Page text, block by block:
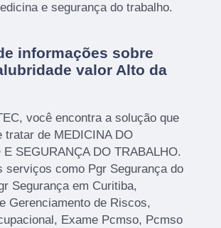
e segurança do trabalho.
informações sobre
valor Alto da
você encontra a solução que
tratar de MEDICINA DO
E SEGURANÇA DO TRABALHO.
serviços como Pgr Segurança do
Segurança em Curitiba,
Gerenciamento de Riscos,
Exame Pcmso, Pcmso